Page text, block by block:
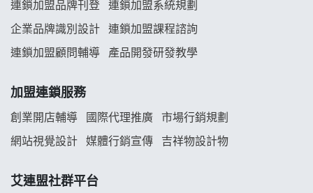
Mr.Wish加盟說明會
雞咕雞咕加盟說明會
TEA TOP加盟說明會
珍好味臭臭鍋加盟說明會
連鎖加盟品牌刊登 連鎖加盟系統規劃
企業品牌識別設計 連鎖加盟課程諮詢
連鎖加盟顧問輔導 產品開發研發教學
加盟連鎖服務
創業開店輔導 國際代理推廣 市場行銷規劃
網站視覺設計 媒體行銷宣傳 吉祥物設計物
艾連盟社群平台